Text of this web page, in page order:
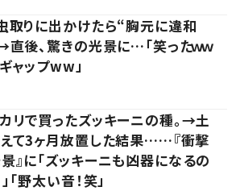
取りに出かけたら“胸元に違和
後、驚きの光景に…「笑ったｗｗ
ギャップww」
リで買ったズッキーニの種。→土
て3ヶ月放置した結果……『衝撃
』に「ズッキーニも凶器になるの
」「野太い音！笑」